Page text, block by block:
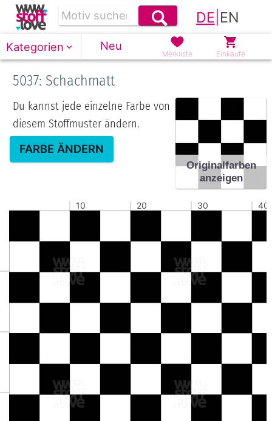
DE EN
Kategorien Neu
Merkliste Einkäufe
5037: Schachmatt
Du kannst jede einzelne Farbe von
diesem Stoffmuster ändern.
FARBE ÄNDERN
Originalfarben
anzeigen